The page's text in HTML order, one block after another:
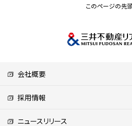
このページの先
会社概要
採用情報
ニュースリリース